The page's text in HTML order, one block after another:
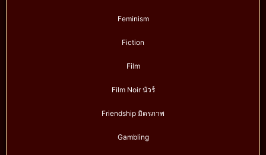
Feminism
Fiction
Film
Film Noir นัวร์
Friendship มิตรภาพ
Gambling